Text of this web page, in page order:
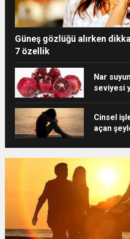
Güneş gözlüğü alırken dikkat edilmesi gereken
7 özellik
Nar
seviyesi
Cinsel
açan